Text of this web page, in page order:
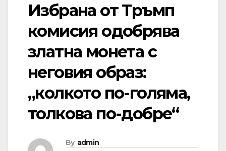
Избрана от Тръмп
комисия одобрява
златна монета с
неговия образ:
„колкото по-голяма,
толкова по-добре“
By admin